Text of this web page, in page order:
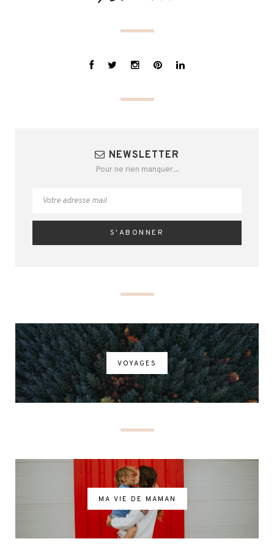
NEWSLETTER
Pour ne rien manquer...
VOYAGES
MA VIE DE MAMAN